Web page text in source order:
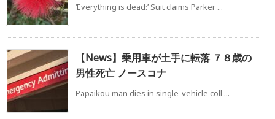
‘Everything is dead:’ Suit claims Parker ...
【News】乗用車が土手に転落 ７８歳の
男性死亡 ノースコナ
Papaikou man dies in single-vehicle coll ...